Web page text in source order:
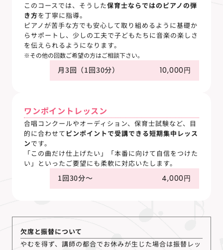
このコースでは、そうした保育士ならではのピアノの弾
き方を丁寧に指導。
ピアノが苦手な方でも安心して取り組めるように基礎か
らサポートし、少しの工夫で子どもたちに音楽の楽しさ
を伝えられるようになります。
※その他の回数ご希望の方はご相談下さい。
月3回（1回30分） 10,000円
ワンポイントレッスン
合唱コンクールやオーディション、保育士試験など、目
的に合わせて ピンポイントで受講できる短期集中レッス
ンです。
「この曲だけ仕上げたい」「本番に向けて自信をつけた
い」といったご要望にも柔軟に対応いたします。
1回30分～ 4,000円
欠席と振替について
やむを得ず、講師の都合でお休みが生じた場合は振替レッ